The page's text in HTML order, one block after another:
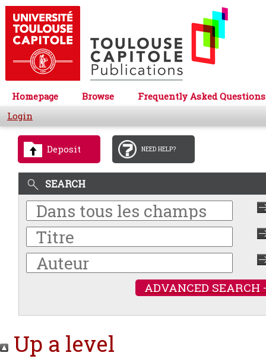
Homepage Browse
Frequently Asked Questions
Login
Deposit NEED HELP?
SEARCH
ADVANCED SEARCH
Up a level